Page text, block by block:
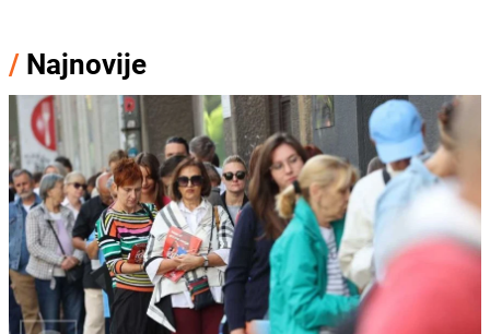
/ Najnovije